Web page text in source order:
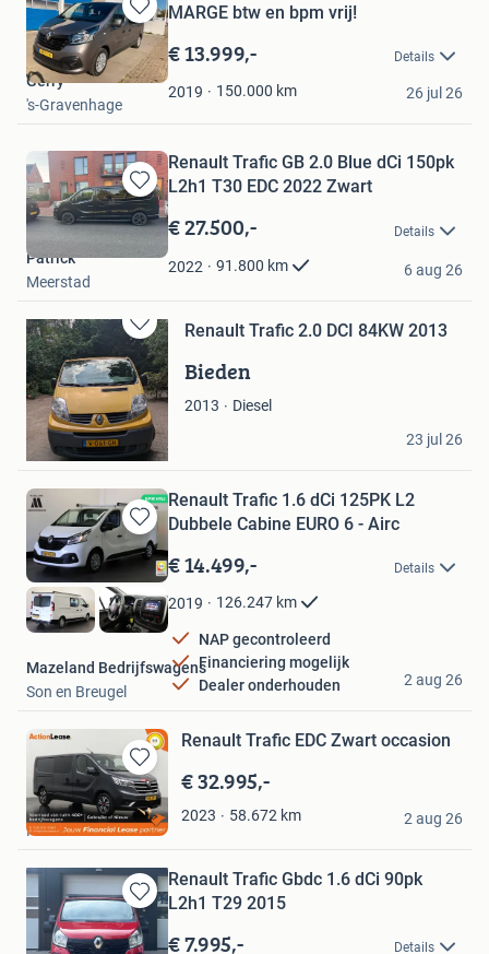
Bewaren
in
Mijn
Favorieten
MARGE btw en bpm vrij!
€ 13.999,- Details
2019 150.000 km
Gerry
's-Gravenhage
26 jul 26
Bewaren
in
Mijn
Favorieten
Renault Trafic GB 2.0 Blue dCi 150pk
L2h1 T30 EDC 2022 Zwart
€ 27.500,- Details
2022 91.800 km
Patrick
Meerstad
6 aug 26
Bewaren
in
Mijn
Favorieten
Renault Trafic 2.0 DCI 84KW 2013
Bieden
2013
Diesel
Gwendolin
Epse
23 jul 26
Bewaren
in
Mijn
Favorieten
Renault Trafic 1.6 dCi 125PK L2
Dubbele Cabine EURO 6 - Airc
€ 14.499,- Details
2019 126.247 km
NAP gecontroleerd
Financiering mogelijk
Dealer onderhouden
Mazeland Bedrijfswagens
Son en Breugel
2 aug 26
Bewaren
in
Mijn
Favorieten
Renault Trafic EDC Zwart occasion
€ 32.995,-
2023 58.672 km
Action Lease
Heel Nederland
2 aug 26
Bewaren
in
Renault Trafic Gbdc 1.6 dCi 90pk
L2h1 T29 2015
€ 7.995,- Details